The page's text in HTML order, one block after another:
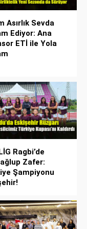
Asırlık Sevda
Ediyor: Ana
ETİ ile Yola
Ragbi’de
Zafer:
Şampiyonu